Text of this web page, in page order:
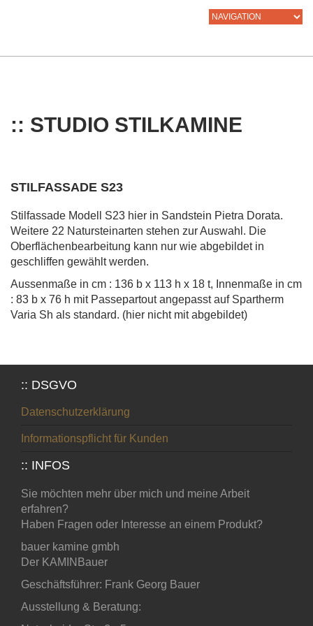
:: STUDIO STILKAMINE
STILFASSADE S23
Stilfassade Modell S23 hier in Sandstein Pietra Dorata.
Weitere 22 Natursteinarten stehen zur Auswahl. Die
Oberflächenbearbeitung kann nur wie abgebildet in
geschliffen gewählt werden.
Aussenmaße in cm : 136 b x 113 h x 18 t, Innenmaße in cm
: 83 b x 76 h mit Passepartout angepasst auf Spartherm
Varia Sh als standard. (hier nicht mit abgebildet)
:: DSGVO
Datenschutzerklärung
Informationspflicht für Kunden
:: INFOS
Sie möchten mehr über mich und meine Arbeit
erfahren?
Haben Fragen oder Interesse an einem Produkt?
bauer kamine gmbh
Der KAMINBauer
Geschäftsführer: Frank Georg Bauer
Ausstellung & Beratung: